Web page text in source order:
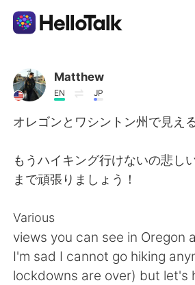
Dil Değişimi Uygulaması
AI Grammar Checker
繁體中文 Español
العربية Français
Matthew
EN JP
オレゴンとワシントン州で見え
もうハイキング行けないの悲し
まで頑張りましょう！
Various
views you can see in Oregon
I'm sad I cannot go hiking
lockdowns are over) but let's